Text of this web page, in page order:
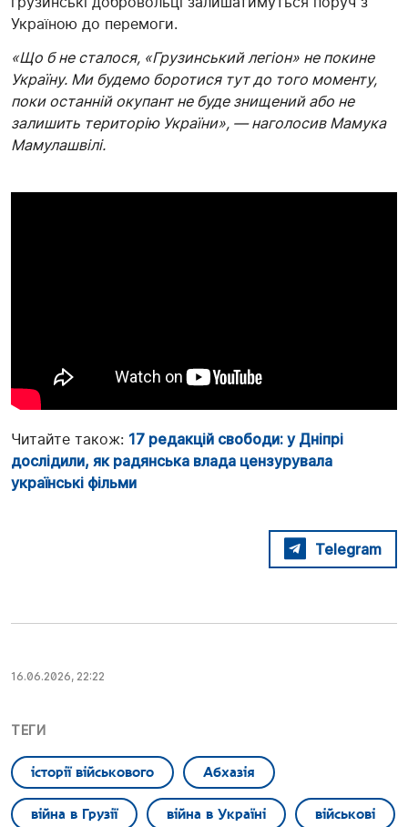
Україною до перемоги.
«Що б не сталося, «Грузинський легіон» не покине
Україну. Ми будемо боротися тут до того моменту,
поки останній окупант не буде знищений або не
залишить територію України», — наголосив Мамука
Мамулашвілі.
Читайте також: 17 редакцій свободи: у Дніпрі
дослідили, як радянська влада цензурувала
українські фільми
Telegram
16.06.2026, 22:22
ТЕГИ
історії військового Абхазія
війна в Грузії війна в Україні військові